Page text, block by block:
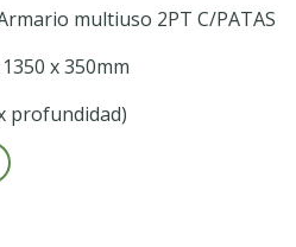
multiuso 2PT C/PATAS
x 350mm
profundidad)